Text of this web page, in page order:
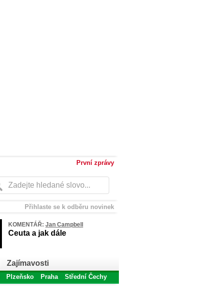
První zprávy
Přihlaste se k odběru novinek
KOMENTÁŘ: Jan Campbell
Ceuta a jak dále
Zajímavosti
Plzeňsko Praha
Střední Čechy